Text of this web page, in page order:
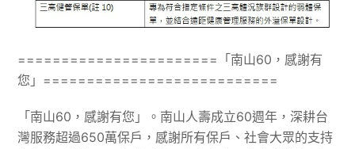
=======================「南山60，感謝有
您」===========================
「南山60，感謝有您」。南山人壽成立60週年，深耕台
灣服務超過650萬保戶，感謝所有保戶、社會大眾的支持